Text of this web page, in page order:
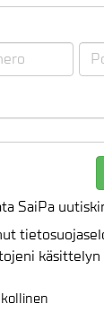
SaiPa
käsittelyn